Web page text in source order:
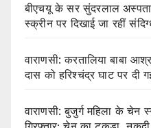
बीएचयू के सर सुंदरलाल
स्क्रीन पर दिखाई जा रहीं
वाराणसी: करतालिया बाबा
दास को हरिश्चंद्र घाट पर दी
वाराणसी: बुजुर्ग महिला के चेन